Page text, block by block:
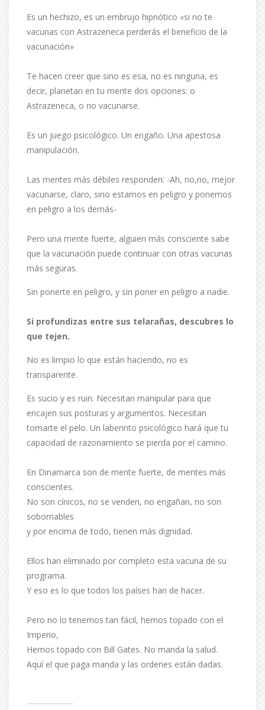
Es un hechizo, es un embrujo hipnótico «si no te
vacunas con Astrazeneca perderás el beneficio de la
vacunación»
Te hacen creer que sino es esa, no es ninguna, es
decir, planetan en tu mente dos opciones: o
Astrazeneca, o no vacunarse.
Es un juego psicológico. Un engaño. Una apestosa
manipulación.
Las mentes más débiles responden: -Ah, no,no, mejor
vacunarse, claro, sino estamos en peligro y ponemos
en peligro a los demás-
Pero una mente fuerte, alguien más consciente sabe
que la vacunación puede continuar con otras vacunas
más seguras.
Sin ponerte en peligro, y sin poner en peligro a nadie.
Si profundizas entre sus telarañas, descubres lo
que tejen.
No es limpio lo que están haciendo, no es
transparente.
Es sucio y es ruin. Necesitan manipular para que
encajen sus posturas y argumentos. Necesitan
tomarte el pelo. Un laberinto psicológico hará que tu
capacidad de razonamiento se pierda por el camino.
En Dinamarca son de mente fuerte, de mentes más
conscientes.
No son cínicos, no se venden, no engañan, no son
sobornables
y por encima de todo, tienen más dignidad.
Ellos han eliminado por completo esta vacuna de su
programa.
Y eso es lo que todos los países han de hacer.
Pero no lo tenemos tan fácil, hemos topado con el
Imperio,
Hemos topado con Bill Gates. No manda la salud.
Aquí el que paga manda y las ordenes están dadas.